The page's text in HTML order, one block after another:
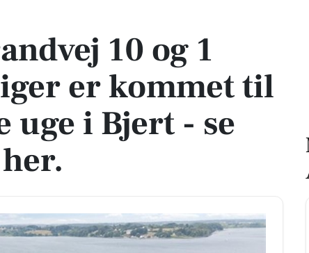
er kommet til salg denne uge i Bjert - se boligerne her.
10 og 1
er kommet til
uge i Bjert - se